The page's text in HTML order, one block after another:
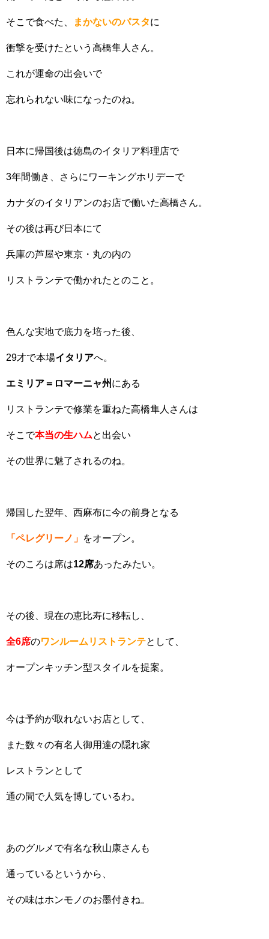
そこで食べた、 まかないのパスタに
衝撃を受けたという高橋隼人さん。
これが運命の出会いで
忘れられない味になったのね。
日本に帰国後は徳島のイタリア料理店で
3年間働き、さらにワーキングホリデーで
カナダのイタリアンのお店で働いた高橋さん。
その後は再び日本にて
兵庫の芦屋や東京・丸の内の
リストランテで働かれたとのこと。
色んな実地で底力を培った後、
29才で本場イタリアへ。
エミリア＝ロマーニャ州 にある
リストランテで修業を重ねた高橋隼人さんは
そこで本当の生ハムと出会い
その世界に魅了されるのね。
帰国した翌年、西麻布に今の前身となる
「ペレグリーノ」 をオープン。
そのころは席は12席あったみたい。
その後、現在の恵比寿に移転し、
全6席のワンルームリストランテとして、
オープンキッチン型スタイルを提案。
今は予約が取れないお店として、
また数々の有名人御用達の隠れ家
レストランとして
通の間で人気を博しているわ。
あのグルメで有名な秋山康さんも
通っているというから、
その味はホンモノのお墨付きね。